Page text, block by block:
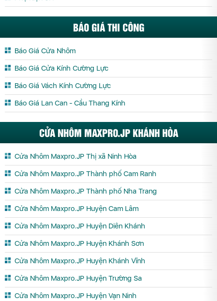
BÁO GIÁ THI CÔNG
Báo Giá Cửa Nhôm
Báo Giá Cửa Kính Cường Lực
Báo Giá Vách Kính Cường Lực
Báo Giá Lan Can - Cầu Thang Kính
CỬA NHÔM MAXPRO.JP KHÁNH HÒA
Cửa Nhôm Maxpro.JP Thị xã Ninh Hòa
Cửa Nhôm Maxpro.JP Thành phố Cam Ranh
Cửa Nhôm Maxpro.JP Thành phố Nha Trang
Cửa Nhôm Maxpro.JP Huyện Cam Lâm
Cửa Nhôm Maxpro.JP Huyện Diên Khánh
Cửa Nhôm Maxpro.JP Huyện Khánh Sơn
Cửa Nhôm Maxpro.JP Huyện Khánh Vĩnh
Cửa Nhôm Maxpro.JP Huyện Trường Sa
Cửa Nhôm Maxpro.JP Huyện Vạn Ninh